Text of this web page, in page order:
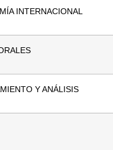
INTERNACIONAL
Y ANÁLISIS